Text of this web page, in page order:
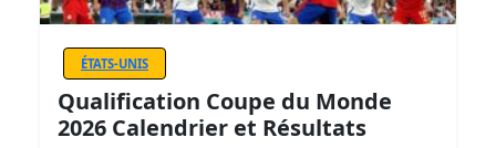
ÉTATS-UNIS
Qualification Coupe du Monde
2026 Calendrier et Résultats